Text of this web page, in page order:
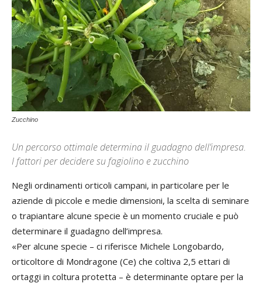
Zucchino
Un percorso ottimale determina il guadagno dell’impresa.
I fattori per decidere su fagiolino e zucchino
Negli ordinamenti orticoli campani, in particolare per le
aziende di piccole e medie dimensioni, la scelta di seminare
o trapiantare alcune specie è un momento cruciale e può
determinare il guadagno dell’impresa.
«Per alcune specie – ci riferisce Michele Longobardo,
orticoltore di Mondragone (Ce) che coltiva 2,5 ettari di
ortaggi in coltura protetta – è determinante optare per la